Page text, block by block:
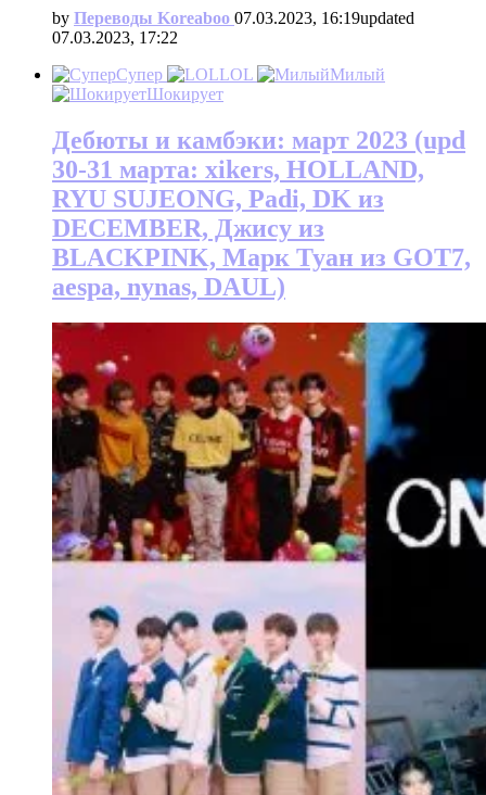
by Переводы Koreaboo 07.03.2023, 16:19updated
07.03.2023, 17:22
Супер
LOL
Милый
Шокирует
Дебюты и камбэки: март 2023 (upd
30-31 марта: xikers, HOLLAND,
RYU SUJEONG, Padi, DK из
DECEMBER, Джису из
BLACKPINK, Марк Туан из GOT7,
aespa, nynas, DAUL)